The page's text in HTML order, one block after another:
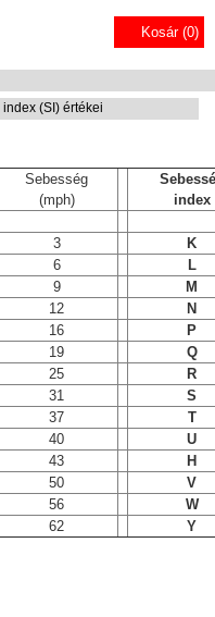
Kosár (0)
(SI) értékei
Sebesség
(mph)
index
3
K
6
L
9
M
12
N
16
P
19
Q
25
R
31
S
37
T
40
U
43
H
50
V
56
W
62 Y